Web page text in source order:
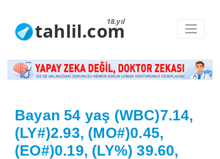
18.yıl
tahlil.com
Bayan 54 yaş (WBC)7.14,
(LY#)2.93, (MO#)0.45,
(EO#)0.19, (LY%) 39.60,